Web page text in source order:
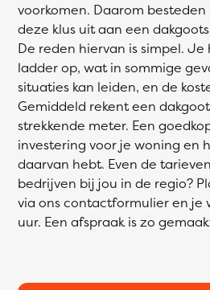
voorkomen. Daarom
deze klus uit aan een
De reden hiervan is simpel.
ladder op, wat in sommige
situaties kan leiden, en de
Gemiddeld rekent een
strekkende meter. Een
investering voor je woning en
daarvan hebt. Even de
bedrijven bij jou in de regio?
via ons contactformulier en je
uur. Een afspraak is zo